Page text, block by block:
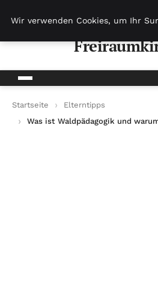
Startseite
Elterntipps
Was ist Waldpädagogik und
Wir verwenden Cookies, um Ihr